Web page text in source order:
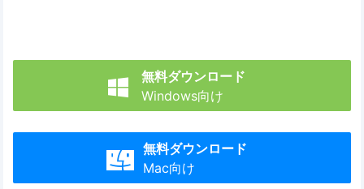

無料ダウンロード
Windows向け

無料ダウンロード
Mac向け